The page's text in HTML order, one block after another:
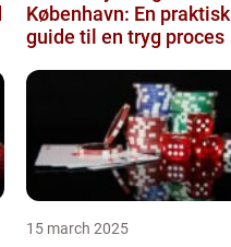
København: En praktisk
guide til en tryg proces
15 march 2025